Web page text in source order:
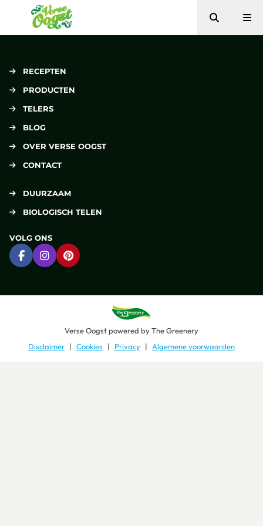
Verse Oogst
Zoeken
RECEPTEN
PRODUCTEN
TELERS
BLOG
OVER VERSE OOGST
CONTACT
DUURZAAM
BIOLOGISCH TELEN
VOLG ONS
Ga naar Facebook
Ga naar Instagram
Ga naar Pinterest
Verse Oogstpowered byThe Greenery
Disclaimer
Cookies Privacy Algemene voorwaarden